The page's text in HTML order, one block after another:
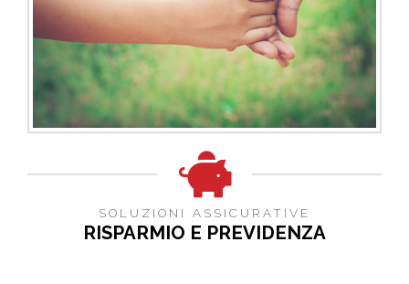
SOLUZIONI ASSICURATIVE
RISPARMIO E PREVIDENZA